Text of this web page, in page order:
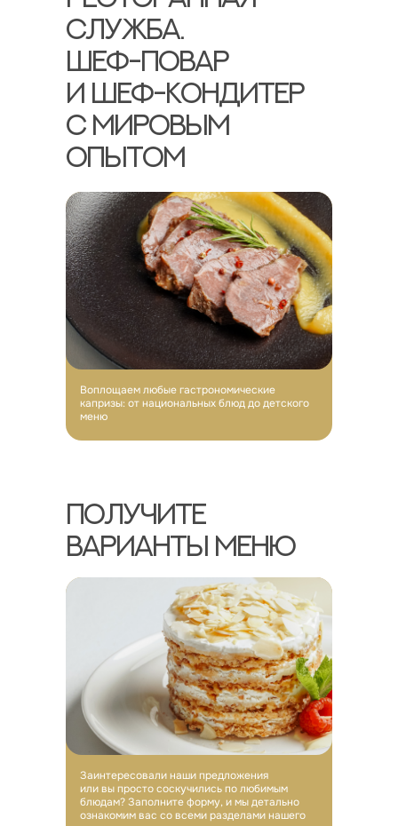
СЛУЖБА.
ШЕФ-ПОВАР
И ШЕФ-КОНДИТЕР
С МИРОВЫМ
ОПЫТОМ
Воплощаем любые гастрономические
капризы: от национальных блюд до детского
меню
ПОЛУЧИТЕ
ВАРИАНТЫ МЕНЮ
Заинтересовали наши предложения
или вы просто соскучились по любимым
блюдам? Заполните форму, и мы детально
ознакомим вас со всеми разделами нашего